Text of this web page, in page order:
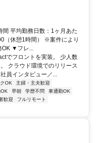
平均勤務日数：1ヶ月あた
（休憩1時間） ※案件により
▼フレ...
でフロントを実装。 少人数
クラウド環境でのリリース
員インタビュー／...
OK
主婦・主夫歓迎
早朝 学歴不問
車通勤OK
歓迎
フルリモート